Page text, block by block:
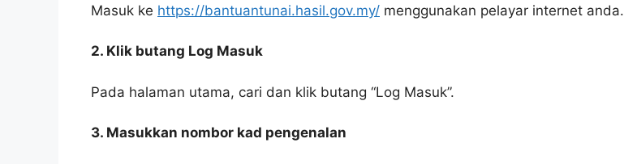
Masuk ke https://bantuantunai.hasil.gov.my/ menggunakan pelayar internet anda.
2. Klik butang Log Masuk
Pada halaman utama, cari dan klik butang “Log Masuk”.
3. Masukkan nombor kad pengenalan